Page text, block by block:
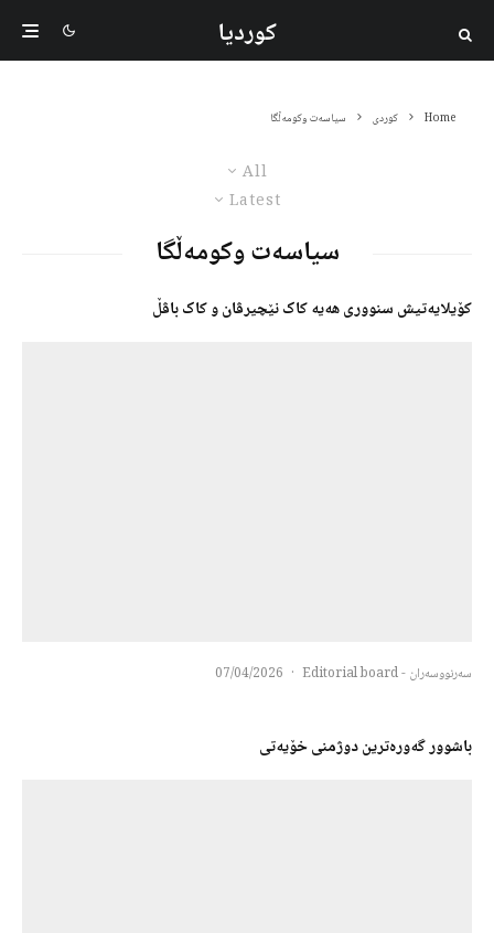
کوردیا
Home کوردی سیاسەت وکومەڵگا
All
Latest
سیاسەت وکومەڵگا
کۆیلایەتیش سنووری هەیە کاک نێچیرڤان و کاک باڤڵ
سەرنووسەران - Editorial board ·
07/04/2026
باشوور گەورەترین دوژمنی خۆیەتی